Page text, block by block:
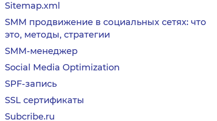
Sitemap.xml
SMM продвижение в социальных сетях: что
это, методы, стратегии
SMM-менеджер
Social Media Optimization
SPF-запись
SSL сертификаты
Subcribe.ru